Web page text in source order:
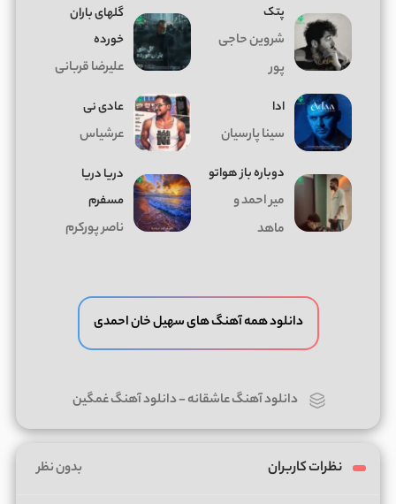
پتک
شروین حاجی
پور
گلهای باران
خورده
علیرضا قربانی
ادا
سینا پارسیان
عادی نی
عرشیاس
دوباره باز هواتو
میر احمد و
ماهد
دریا دریا
مسفرم
ناصر پورکرم
دانلود همه آهنگ های سهیل خان احمدی
دانلود آهنگ عاشقانه-دانلود آهنگ غمگین
نظرات کاربران بدون نظر